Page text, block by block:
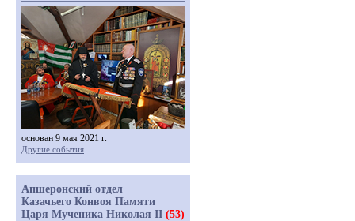
основан 9 мая 2021 г.
Другие события
Апшеронский отдел
Казачьего Конвоя Памяти
Царя Мученика Николая II (53)